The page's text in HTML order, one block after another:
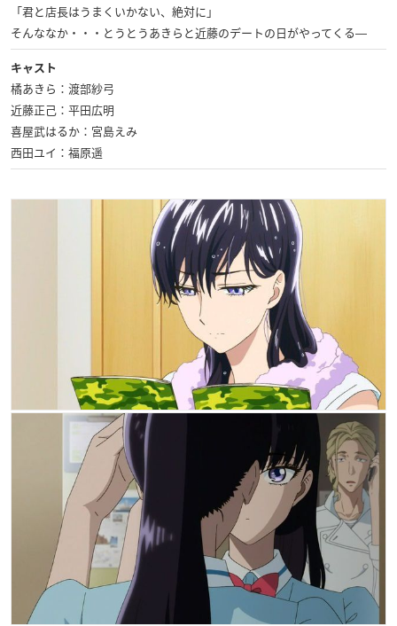
「君と店長はうまくいかない、絶対に」
そんななか・・・とうとうあきらと近藤のデートの日がやってくる―
キャスト
橘あきら：渡部紗弓
近藤正己：平田広明
喜屋武はるか：宮島えみ
西田ユイ：福原遥